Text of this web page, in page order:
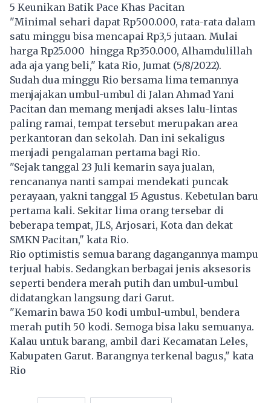
5 Keunikan Batik Pace Khas Pacitan
"Minimal sehari dapat Rp500.000, rata-rata dalam
satu minggu bisa mencapai Rp3,5 jutaan. Mulai
harga Rp25.000 hingga Rp350.000, Alhamdulillah
ada aja yang beli," kata Rio, Jumat (5/8/2022).
Sudah dua minggu Rio bersama lima temannya
menjajakan umbul-umbul di Jalan Ahmad Yani
Pacitan dan memang menjadi akses lalu-lintas
paling ramai, tempat tersebut merupakan area
perkantoran dan sekolah. Dan ini sekaligus
menjadi pengalaman pertama bagi Rio.
"Sejak tanggal 23 Juli kemarin saya jualan,
rencananya nanti sampai mendekati puncak
perayaan, yakni tanggal 15 Agustus. Kebetulan baru
pertama kali. Sekitar lima orang tersebar di
beberapa tempat, JLS, Arjosari, Kota dan dekat
SMKN Pacitan," kata Rio.
Rio optimistis semua barang dagangannya mampu
terjual habis. Sedangkan berbagai jenis aksesoris
seperti bendera merah putih dan umbul-umbul
didatangkan langsung dari Garut.
"Kemarin bawa 150 kodi umbul-umbul, bendera
merah putih 50 kodi. Semoga bisa laku semuanya.
Kalau untuk barang, ambil dari Kecamatan Leles,
Kabupaten Garut. Barangnya terkenal bagus," kata
Rio